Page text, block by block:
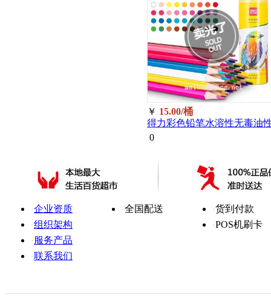
￥ 15.00/桶
得力彩色铅笔水溶性无毒油
美术生画笔36色7070/桶
0
关于我们
企业简介
·企业资质
·组织架构
· 服务产品
·联系我们
冷链配送
·全国配送
支付方式
在线支付
·货到付款
·POS机刷卡